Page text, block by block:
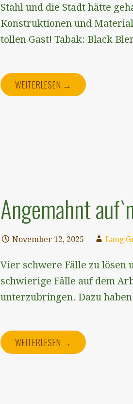
Stahl und die Stadt hätte
Konstruktionen und
tollen Gast! Tabak: ⁠Black
WEITERLESEN →
Angemahnt
November 12, 2025 Lang
Vier schwere Fälle zu
schwierige Fälle auf dem
unterzubringen. Dazu
WEITERLESEN →